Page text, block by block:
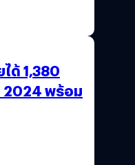
ด้ 1,380
2024 พร้อม